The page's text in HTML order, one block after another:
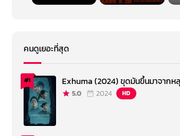
คนดูเยอะที่สุด
#1 Exhuma (2024) ขุดมันขึ้นมาจากห
5.0 2024 HD